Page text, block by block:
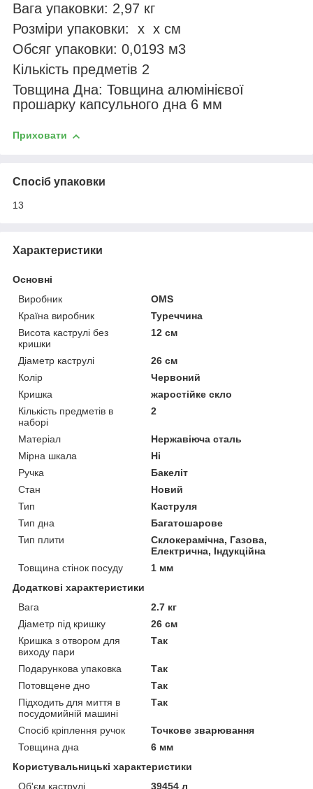
Вага упаковки: 2,97 кг
Розміри упаковки: х х см
Обсяг упаковки: 0,0193 м3
Кількість предметів 2
Товщина Дна: Товщина алюмінієвої
прошарку капсульного дна 6 мм
Приховати
Спосіб упаковки
13
Характеристики
Основні
Виробник
OMS
Країна виробник
Туреччина
Висота каструлі без
кришки
12 см
Діаметр каструлі
26 см
Колір
Червоний
Кришка
жаростійке скло
Кількість предметів в
наборі
2
Матеріал
Нержавіюча сталь
Мірна шкала
Ні
Ручка
Бакеліт
Стан
Новий
Тип
Каструля
Тип дна
Багатошарове
Тип плити
Склокерамічна, Газова,
Електрична, Індукційна
Товщина стінок посуду
1 мм
Додаткові характеристики
Вага
2.7 кг
Діаметр під кришку
26 см
Кришка з отвором для
виходу пари
Так
Подарункова упаковка
Так
Потовщене дно
Так
Підходить для миття в
посудомийній машині
Так
Спосіб кріплення ручок
Точкове зварювання
Товщина дна
6 мм
Користувальницькі характеристики
Об'єм каструлі
39454 л